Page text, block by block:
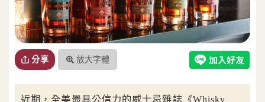
分享 放大字體
近期，全美最具公信力的威士忌雜誌《Whisky